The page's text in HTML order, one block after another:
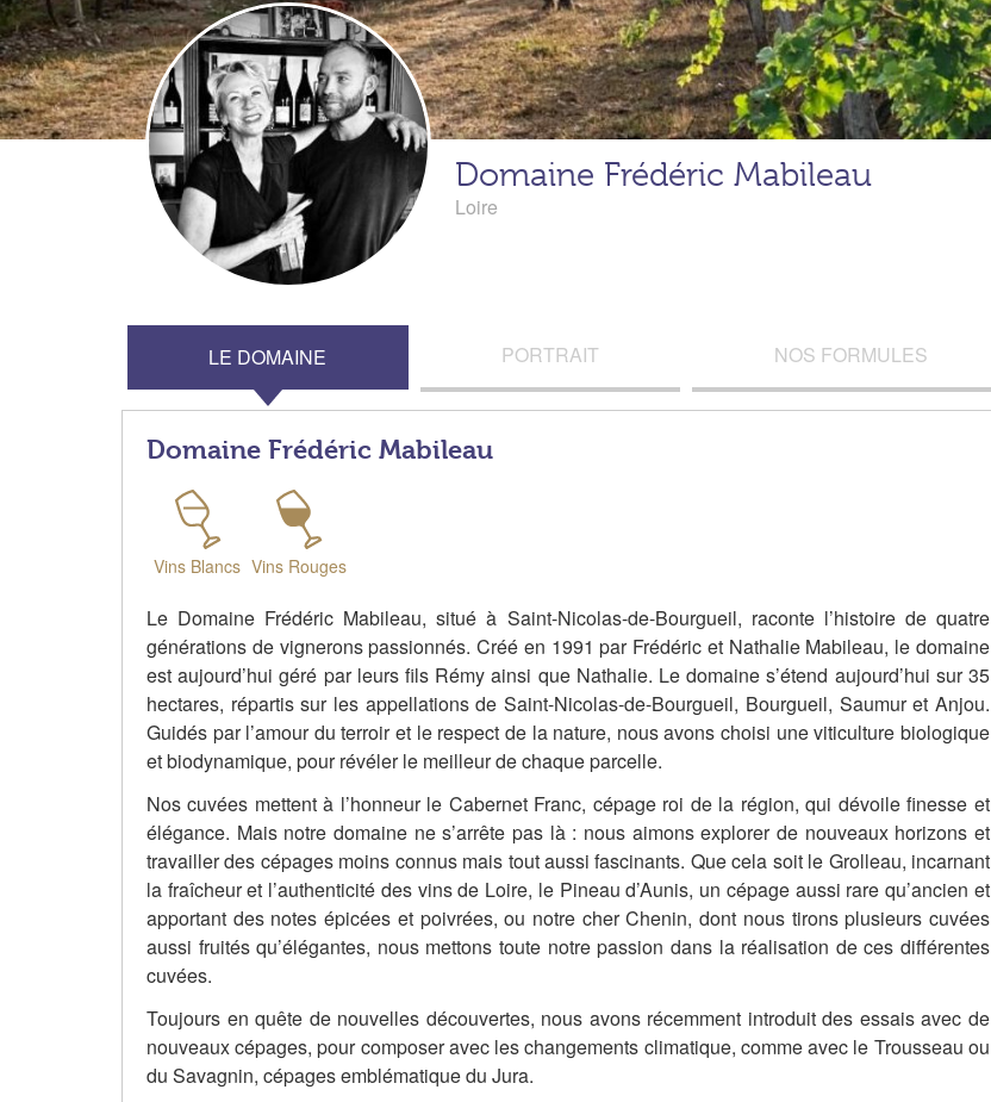
Domaine Frédéric Mabileau
Loire
LE DOMAINE PORTRAIT NOS FORMULES
Domaine Frédéric Mabileau
Vins Blancs Vins Rouges
Le Domaine Frédéric Mabileau, situé à Saint-Nicolas-de-Bourgueil, raconte l’histoire de quatre
générations de vignerons passionnés. Créé en 1991 par Frédéric et Nathalie Mabileau, le domaine
est aujourd’hui géré par leurs fils Rémy ainsi que Nathalie. Le domaine s’étend aujourd’hui sur 35
hectares, répartis sur les appellations de Saint-Nicolas-de-Bourgueil, Bourgueil, Saumur et Anjou.
Guidés par l’amour du terroir et le respect de la nature, nous avons choisi une viticulture biologique
et biodynamique, pour révéler le meilleur de chaque parcelle.
Nos cuvées mettent à l’honneur le Cabernet Franc, cépage roi de la région, qui dévoile finesse et
élégance. Mais notre domaine ne s’arrête pas là : nous aimons explorer de nouveaux horizons et
travailler des cépages moins connus mais tout aussi fascinants. Que cela soit le Grolleau, incarnant
la fraîcheur et l’authenticité des vins de Loire, le Pineau d’Aunis, un cépage aussi rare qu’ancien et
apportant des notes épicées et poivrées, ou notre cher Chenin, dont nous tirons plusieurs cuvées
aussi fruités qu’élégantes, nous mettons toute notre passion dans la réalisation de ces différentes
cuvées.
Toujours en quête de nouvelles découvertes, nous avons récemment introduit des essais avec de
nouveaux cépages, pour composer avec les changements climatique, comme avec le Trousseau ou
du Savagnin, cépages emblématique du Jura.